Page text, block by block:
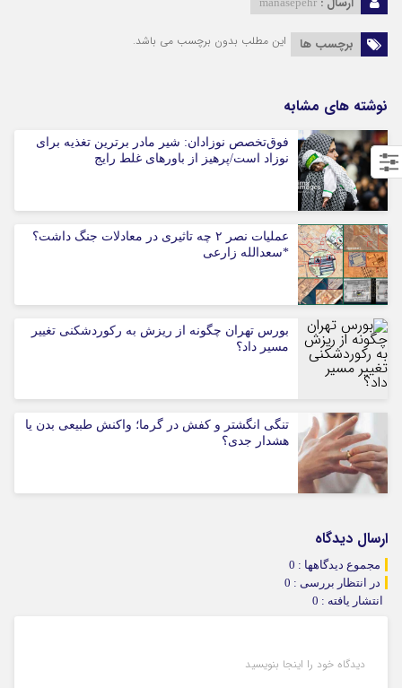
برچسب ها این مطلب بدون برچسب می باشد.
نوشته های مشابه
فوق‌تخصص نوزادان: شیر مادر برترین تغذیه برای
نوزاد است/پرهیز از باورهای غلط رایج
عملیات نصر ۲ چه تاثیری در معادلات جنگ داشت؟
*سعدالله زارعی
بورس تهران چگونه از ریزش به رکوردشکنی تغییر
مسیر داد؟
تنگی انگشتر و کفش در گرما؛ واکنش طبیعی بدن یا
هشدار جدی؟
ارسال دیدگاه
مجموع دیدگاهها : 0
در انتظار بررسی : 0
انتشار یافته : 0
دیدگاه خود را اینجا بنویسید